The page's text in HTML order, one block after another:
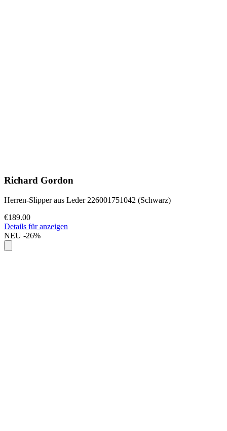
Richard Gordon
Herren-Slipper aus Leder 226001751042 (Schwarz)
€189.00
Details für anzeigen
NEU -26%